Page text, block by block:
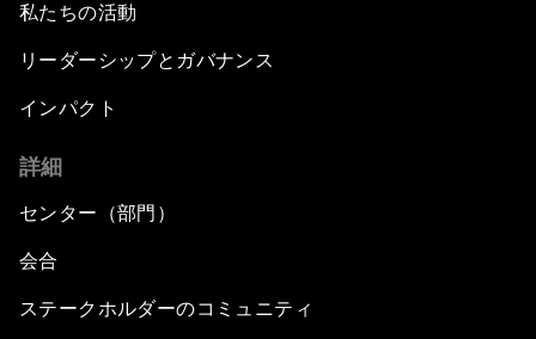
私たちの活動
リーダーシップとガバナンス
インパクト
詳細
センター（部門）
会合
ステークホルダーのコミュニティ